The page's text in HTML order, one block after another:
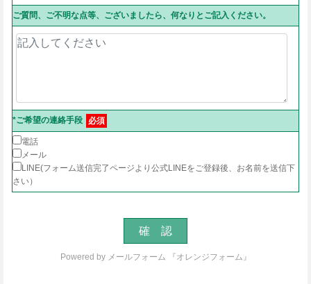
ご質問、ご不明な点等、ございましたら、何なりとご記入ください。
*ご希望の連絡手段 必須
電話
メール
LINE(フォーム送信完了ページより公式LINEをご登録後、お名前を送信下
さい）
Powered by メールフォーム 『オレンジフォーム』